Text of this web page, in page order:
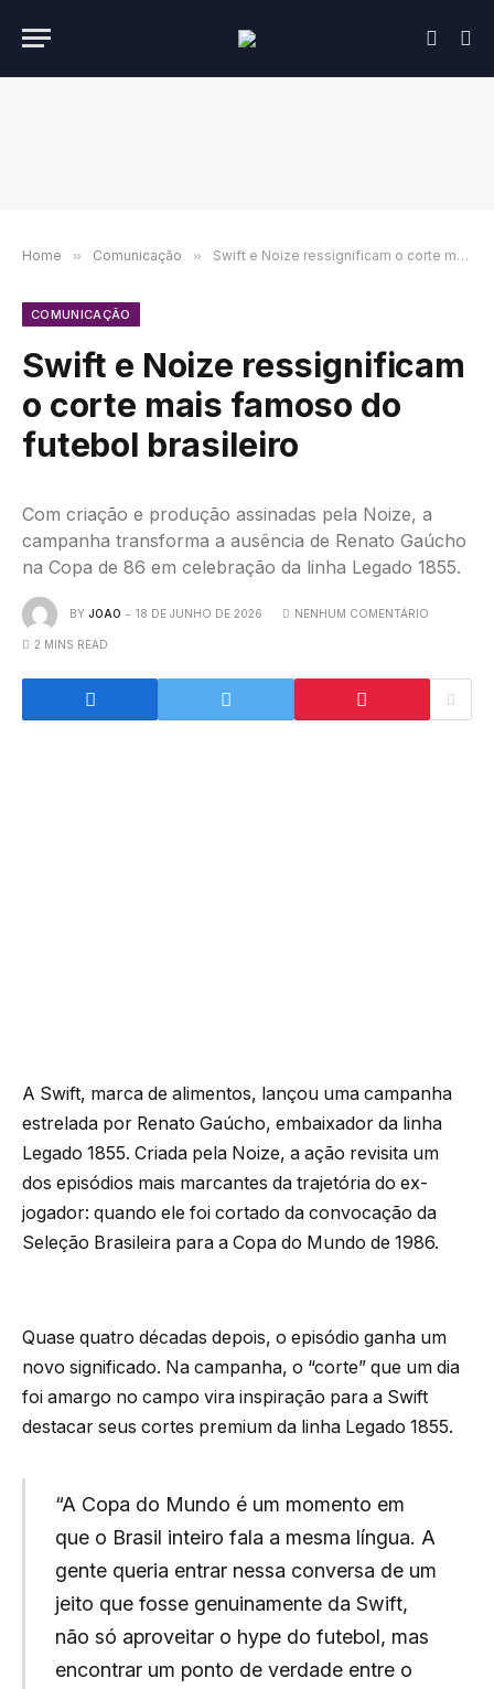
Home » Comunicação » Swift e Noize ressignificam o corte mais famoso do futebol brasileiro
COMUNICAÇÃO
Swift e Noize ressignificam
o corte mais famoso do
futebol brasileiro
Com criação e produção assinadas pela Noize, a
campanha transforma a ausência de Renato Gaúcho
na Copa de 86 em celebração da linha Legado 1855.
BY JOAO 18 DE JUNHO DE 2026 NENHUM COMENTÁRIO
2 MINS READ
A Swift, marca de alimentos, lançou uma campanha
estrelada por Renato Gaúcho, embaixador da linha
Legado 1855. Criada pela Noize, a ação revisita um
dos episódios mais marcantes da trajetória do ex-
jogador: quando ele foi cortado da convocação da
Seleção Brasileira para a Copa do Mundo de 1986.
Quase quatro décadas depois, o episódio ganha um
novo significado. Na campanha, o “corte” que um dia
foi amargo no campo vira inspiração para a Swift
destacar seus cortes premium da linha Legado 1855.
“A Copa do Mundo é um momento em
que o Brasil inteiro fala a mesma língua. A
gente queria entrar nessa conversa de um
jeito que fosse genuinamente da Swift,
não só aproveitar o hype do futebol, mas
encontrar um ponto de verdade entre o